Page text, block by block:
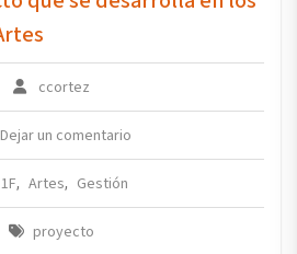
ccortez
Dejar un comentario
1F, Artes, Gestión
proyecto